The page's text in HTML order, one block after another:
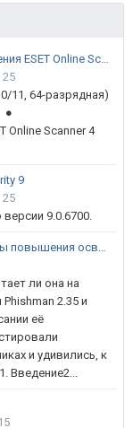
Новая версия бесплатного приложения ESET Online Scanner доступна пользователям
11, 64-разрядная)
Scanner 4
9
9.0.6700.
Тестирование Phishman 2.35, системы повышения осведомлённости пользователей в сфере ИБ
ли она на
2.35 и
её
и удивились, к
Введение2...